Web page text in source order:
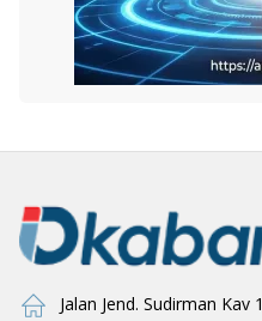
Jalan Jend. Sudirman Kav